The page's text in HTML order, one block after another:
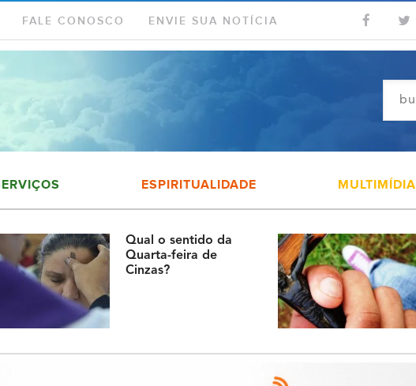
FALE CONOSCO ENVIE SUA NOTÍCIA
ESPIRITUALIDADE MULTIMÍDIA
Qual o sentido da
Quarta-feira de
Cinzas?